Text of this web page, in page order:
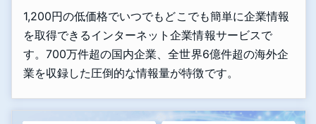
1,200円の低価格でいつでもどこでも簡単に企業情報
を取得できるインターネット企業情報サービスで
す。700万件超の国内企業、全世界6億件超の海外企
業を収録した圧倒的な情報量が特徴です。